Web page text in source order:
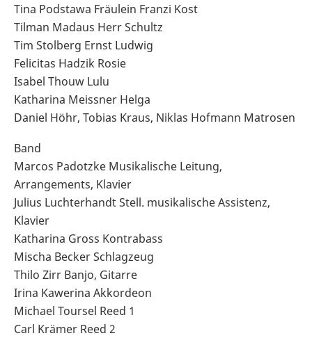
Tina Podstawa Fräulein Franzi Kost
Tilman Madaus Herr Schultz
Tim Stolberg Ernst Ludwig
Felicitas Hadzik Rosie
Isabel Thouw Lulu
Katharina Meissner Helga
Daniel Höhr, Tobias Kraus, Niklas Hofmann Matrosen
Band
Marcos Padotzke Musikalische Leitung,
Arrangements, Klavier
Julius Luchterhandt Stell. musikalische Assistenz,
Klavier
Katharina Gross Kontrabass
Mischa Becker Schlagzeug
Thilo Zirr Banjo, Gitarre
Irina Kawerina Akkordeon
Michael Toursel Reed 1
Carl Krämer Reed 2